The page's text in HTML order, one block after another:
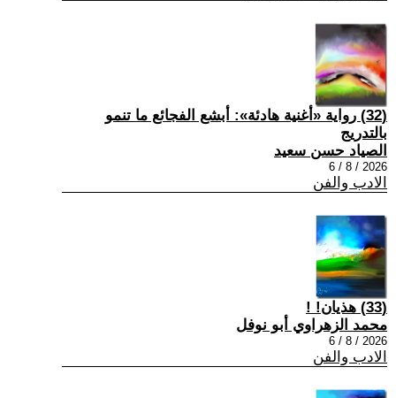
(32) رواية «أغنية هادئة»: أبشع الفجائع ما تنمو
بالتدريج
الصياد حسن سعيد
2026 / 8 / 6
الادب والفن
(33) هذيان! !
محمد الزهراوي أبو نوفل
2026 / 8 / 6
الادب والفن